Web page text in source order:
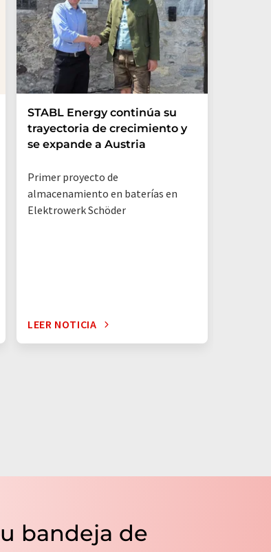
STABL Energy continúa su
trayectoria de crecimiento y
se expande a Austria
Primer proyecto de
almacenamiento en baterías en
Elektrowerk Schöder
LEER NOTICIA
bandeja de